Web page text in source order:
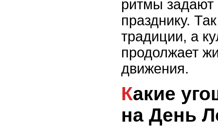
ритмы задают
празднику.
традиции, а
продолжает
движения.
Какие угощения подают
на День